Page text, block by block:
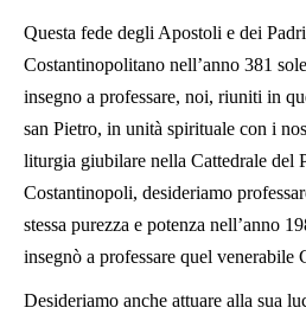
Questa fede degli Apostoli e dei
Costantinopolitano nell’anno 381
insegno a professare, noi, riuniti in
san Pietro, in unità spirituale con i
liturgia giubilare nella Cattedrale del
Costantinopoli, desideriamo
stessa purezza e potenza nell’anno
insegnò a professare quel venerabile
Desideriamo anche attuare alla sua